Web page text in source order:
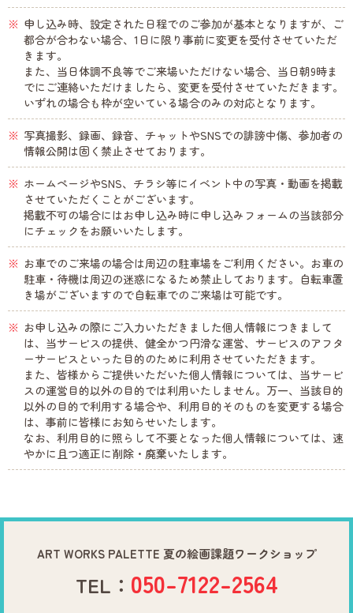
申し込み時、設定された日程でのご参加が基本となりますが、ご
都合が合わない場合、1日に限り事前に変更を受付させていただ
きます。
また、当日体調不良等でご来場いただけない場合、当日朝9時ま
でにご連絡いただけましたら、変更を受付させていただきます。
いずれの場合も枠が空いている場合のみの対応となります。
写真撮影、録画、録音、チャットやSNSでの誹謗中傷、参加者の
情報公開は固く禁止させております。
ホームページやSNS、チラシ等にイベント中の写真・動画を掲載
させていただくことがございます。
掲載不可の場合にはお申し込み時に申し込みフォームの当該部分
にチェックをお願いいたします。
お車でのご来場の場合は周辺の駐車場をご利用ください。お車の
駐車・待機は周辺の迷惑になるため禁止しております。自転車置
き場がございますので自転車でのご来場は可能です。
お申し込みの際にご入力いただきました個人情報につきまして
は、当サービスの提供、健全かつ円滑な運営、サービスのアフタ
ーサービスといった目的のために利用させていただきます。
また、皆様からご提供いただいた個人情報については、当サービ
スの運営目的以外の目的では利用いたしません。万一、当該目的
以外の目的で利用する場合や、利用目的そのものを変更する場合
は、事前に皆様にお知らせいたします。
なお、利用目的に照らして不要となった個人情報については、速
やかに且つ適正に削除・廃棄いたします。
ART WORKS PALETTE 夏の絵画課題ワークショップ
TEL： 050-7122-2564